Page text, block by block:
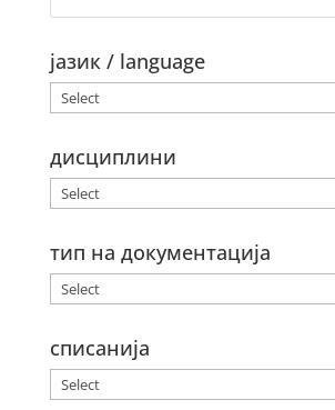
јазик / language
дисциплини
тип на документација
списанија